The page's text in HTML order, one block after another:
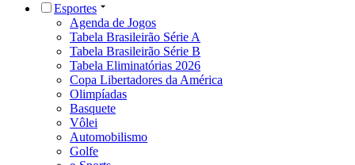
Esportes
Agenda de Jogos
Tabela Brasileirão Série A
Tabela Brasileirão Série B
Tabela Eliminatórias 2026
Copa Libertadores da América
Olimpíadas
Basquete
Vôlei
Automobilismo
Golfe